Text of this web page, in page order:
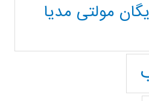
مولتی مدیا